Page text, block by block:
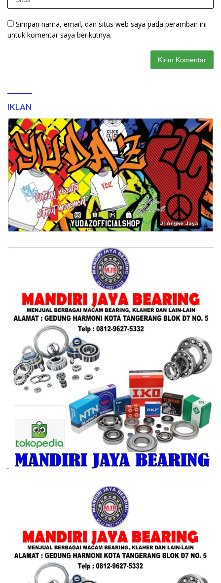
Simpan nama, email, dan situs web saya pada peramban ini
untuk komentar saya berikutnya.
IKLAN